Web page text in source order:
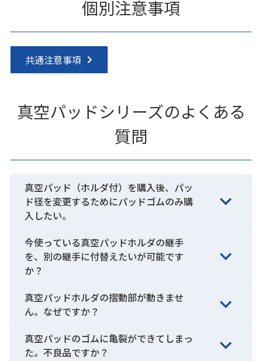
個別注意事項
共通注意事項
真空パッドシリーズのよくある
質問
真空パッド（ホルダ付）を購入後、パッ
ド径を変更するためにパッドゴムのみ購
入したい。
今使っている真空パッドホルダの継手
を、別の継手に付替えたいが可能です
か？
真空パッドホルダの摺動部が動きませ
ん。なぜですか？
真空パッドのゴムに亀裂ができてしまっ
た。不良品ですか？